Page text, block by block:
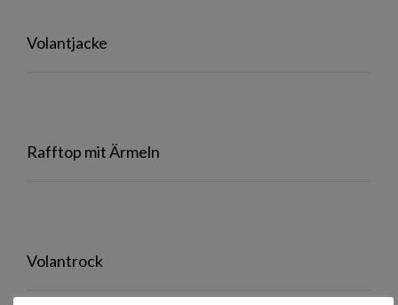
Volantjacke
Rafftop mit Ärmeln
Volantrock